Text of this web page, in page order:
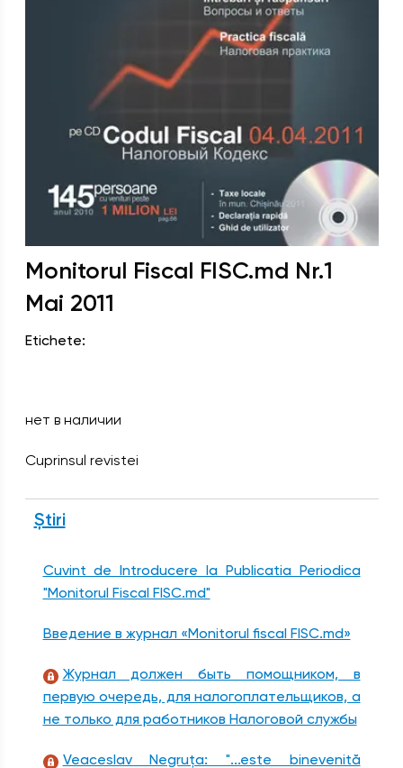
Monitorul Fiscal FISC.md Nr.1
Mai 2011
Etichete:
нет в наличии
Cuprinsul revistei
Știri
Cuvint de Introducere la Publicatia Periodica
"Monitorul Fiscal FISC.md"
Введение в журнал «Monitorul fiscal FISC.md»
Журнал должен быть помощником, в
первую очередь, для налогоплательщиков, а
не только для работников Налоговой службы
Veaceslav Negruța: "...este binevenită